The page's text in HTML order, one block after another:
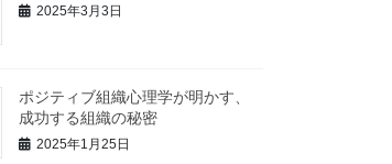
2025年3月3日
ポジティブ組織心理学が明かす、
成功する組織の秘密
2025年1月25日